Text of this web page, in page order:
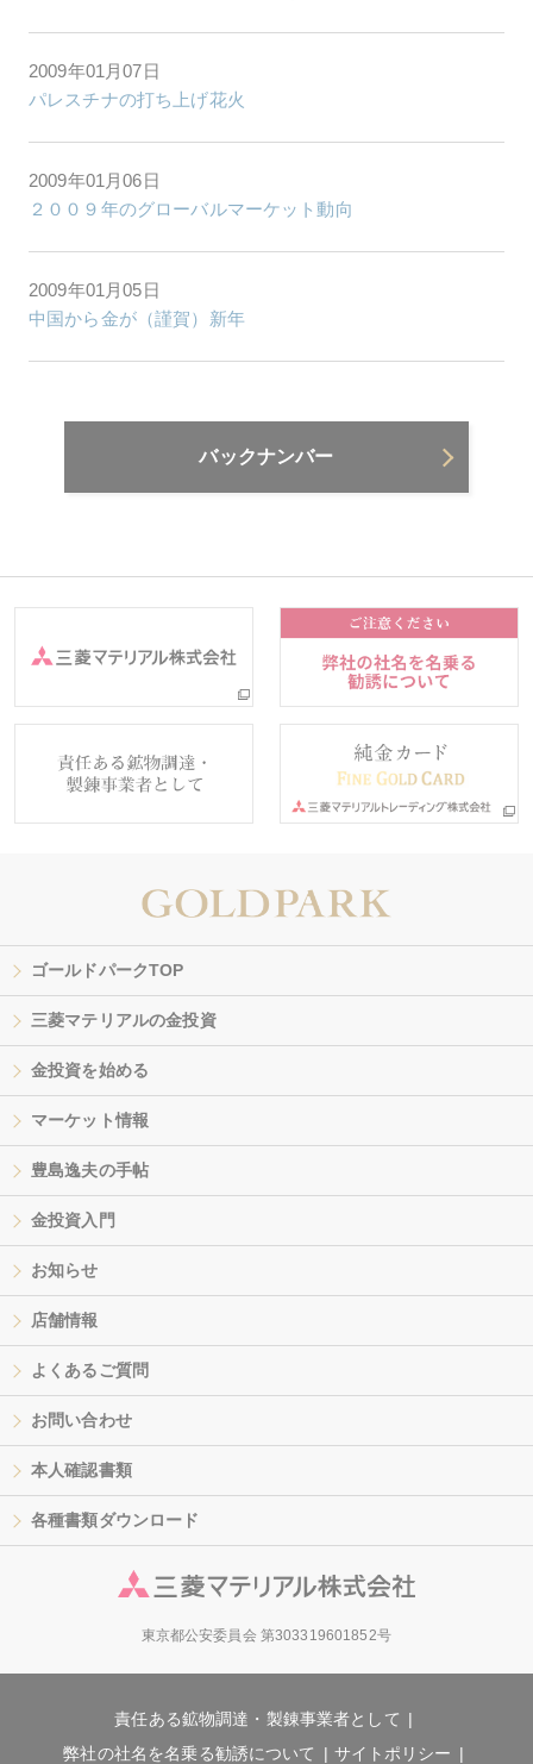
2009年01月07日
パレスチナの打ち上げ花火
2009年01月06日
２００９年のグローバルマーケット動向
2009年01月05日
中国から金が（謹賀）新年
バックナンバー
ゴールドパークTOP
三菱マテリアルの金投資
金投資を始める
マーケット情報
豊島逸夫の手帖
金投資入門
お知らせ
店舗情報
よくあるご質問
お問い合わせ
本人確認書類
各種書類ダウンロード
東京都公安委員会 第303319601852号
責任ある鉱物調達・製錬事業者として
弊社の社名を名乗る勧誘について
サイトポリシー